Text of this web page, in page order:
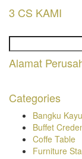
3 CS KAMI
Search
for:
Alamat
Categories
Bangku Kayu
Buffet
Coffe Table
Furniture